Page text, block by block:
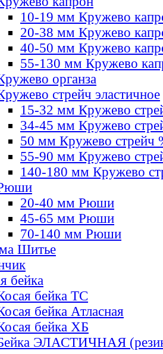
10-19 мм Кружево
20-38 мм Кружево
40-50 мм Кружево
55-130 мм Кружево
органза
стрейч эластичное
15-32 мм Кружево
34-45 мм Кружево
50 мм Кружево стрейч
55-90 мм Кружево
140-180 мм Кружево
20-40 мм Рюши
45-65 мм Рюши
70-140 мм Рюши
Шитье
бейка
бейка ТС
бейка Атласная
бейка ХБ
ЭЛАСТИЧНАЯ